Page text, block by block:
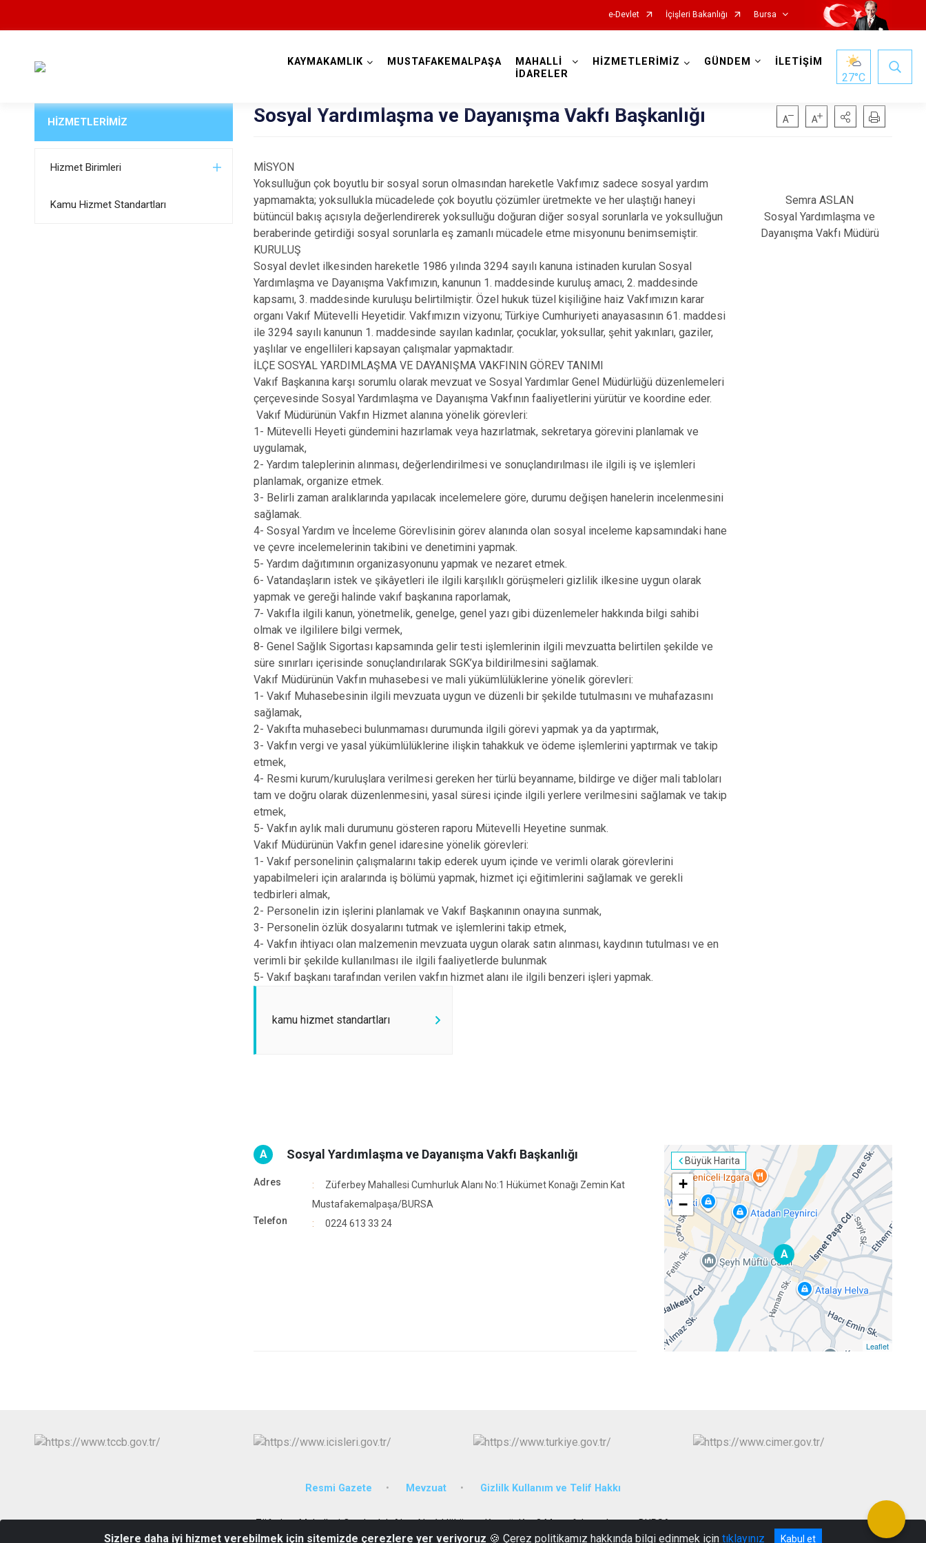
e-Devlet İçişleri Bakanlığı Bursa
Büyükorhan
Gemlik
Gürsu
Harmancık
İnegöl
İznik
Karacabey
Kestel
Mustafakemalpaşa
Mudanya
Osmangazi
KAYMAKAMLIK MUSTAFAKEMALPAŞA
MAHALLİ
İDARELER
HİZMETLERİMİZ GÜNDEM İLETİŞİM
27°C
HİZMETLERİMİZ
Hizmet Birimleri
Kamu Hizmet Standartları
Sosyal Yardımlaşma ve Dayanışma Vakfı Başkanlığı
MİSYON
Yoksulluğun çok boyutlu bir sosyal sorun olmasından hareketle Vakfımız sadece sosyal yardım
yapmamakta; yoksullukla mücadelede çok boyutlu çözümler üretmekte ve her ulaştığı haneyi
bütüncül bakış açısıyla değerlendirerek yoksulluğu doğuran diğer sosyal sorunlarla ve yoksulluğun
beraberinde getirdiği sosyal sorunlarla eş zamanlı mücadele etme misyonunu benimsemiştir.
KURULUŞ
Sosyal devlet ilkesinden hareketle 1986 yılında 3294 sayılı kanuna istinaden kurulan Sosyal
Yardımlaşma ve Dayanışma Vakfımızın, kanunun 1. maddesinde kuruluş amacı, 2. maddesinde
kapsamı, 3. maddesinde kuruluşu belirtilmiştir. Özel hukuk tüzel kişiliğine haiz Vakfımızın karar
organı Vakıf Mütevelli Heyetidir. Vakfımızın vizyonu; Türkiye Cumhuriyeti anayasasının 61. maddesi
ile 3294 sayılı kanunun 1. maddesinde sayılan kadınlar, çocuklar, yoksullar, şehit yakınları, gaziler,
yaşlılar ve engellileri kapsayan çalışmalar yapmaktadır.
İLÇE SOSYAL YARDIMLAŞMA VE DAYANIŞMA VAKFININ GÖREV TANIMI
Vakıf Başkanına karşı sorumlu olarak mevzuat ve Sosyal Yardımlar Genel Müdürlüğü düzenlemeleri
çerçevesinde Sosyal Yardımlaşma ve Dayanışma Vakfının faaliyetlerini yürütür ve koordine eder.
Vakıf Müdürünün Vakfın Hizmet alanına yönelik görevleri:
1- Mütevelli Heyeti gündemini hazırlamak veya hazırlatmak, sekretarya görevini planlamak ve
uygulamak,
2- Yardım taleplerinin alınması, değerlendirilmesi ve sonuçlandırılması ile ilgili iş ve işlemleri
planlamak, organize etmek.
3- Belirli zaman aralıklarında yapılacak incelemelere göre, durumu değişen hanelerin incelenmesini
sağlamak.
4- Sosyal Yardım ve İnceleme Görevlisinin görev alanında olan sosyal inceleme kapsamındaki hane
ve çevre incelemelerinin takibini ve denetimini yapmak.
5- Yardım dağıtımının organizasyonunu yapmak ve nezaret etmek.
6- Vatandaşların istek ve şikâyetleri ile ilgili karşılıklı görüşmeleri gizlilik ilkesine uygun olarak
yapmak ve gereği halinde vakıf başkanına raporlamak,
7- Vakıfla ilgili kanun, yönetmelik, genelge, genel yazı gibi düzenlemeler hakkında bilgi sahibi
olmak ve ilgililere bilgi vermek,
8- Genel Sağlık Sigortası kapsamında gelir testi işlemlerinin ilgili mevzuatta belirtilen şekilde ve
süre sınırları içerisinde sonuçlandırılarak SGK’ya bildirilmesini sağlamak.
Vakıf Müdürünün Vakfın muhasebesi ve mali yükümlülüklerine yönelik görevleri:
1- Vakıf Muhasebesinin ilgili mevzuata uygun ve düzenli bir şekilde tutulmasını ve muhafazasını
sağlamak,
2- Vakıfta muhasebeci bulunmaması durumunda ilgili görevi yapmak ya da yaptırmak,
3- Vakfın vergi ve yasal yükümlülüklerine ilişkin tahakkuk ve ödeme işlemlerini yaptırmak ve takip
etmek,
4- Resmi kurum/kuruluşlara verilmesi gereken her türlü beyanname, bildirge ve diğer mali tabloları
tam ve doğru olarak düzenlenmesini, yasal süresi içinde ilgili yerlere verilmesini sağlamak ve takip
etmek,
5- Vakfın aylık mali durumunu gösteren raporu Mütevelli Heyetine sunmak.
Vakıf Müdürünün Vakfın genel idaresine yönelik görevleri:
1- Vakıf personelinin çalışmalarını takip ederek uyum içinde ve verimli olarak görevlerini
yapabilmeleri için aralarında iş bölümü yapmak, hizmet içi eğitimlerini sağlamak ve gerekli
tedbirleri almak,
2- Personelin izin işlerini planlamak ve Vakıf Başkanının onayına sunmak,
3- Personelin özlük dosyalarını tutmak ve işlemlerini takip etmek,
4- Vakfın ihtiyacı olan malzemenin mevzuata uygun olarak satın alınması, kaydının tutulması ve en
verimli bir şekilde kullanılması ile ilgili faaliyetlerde bulunmak
5- Vakıf başkanı tarafından verilen vakfın hizmet alanı ile ilgili benzeri işleri yapmak.
Semra ASLAN
Sosyal Yardımlaşma ve
Dayanışma Vakfı Müdürü
kamu hizmet standartları
Büyük Harita
A
+
−
Leaflet
A Sosyal Yardımlaşma ve Dayanışma Vakfı Başkanlığı
Adres
Züferbey Mahallesi Cumhurluk Alanı No:1 Hükümet Konağı Zemin Kat
Mustafakemalpaşa/BURSA
Telefon
0224 613 33 24
Resmi Gazete Mevzuat Gizlilk Kullanım ve Telif Hakkı
Züferbey Mahallesi Cumhurluk Alanı No:1 Hükümet Konağı Kat:3 Mustafakemalpaşa - BURSA
Sizlere daha iyi hizmet verebilmek için sitemizde çerezlere yer veriyoruz 🍪 Çerez politikamız hakkında bilgi edinmek için tıklayınız Kabul et